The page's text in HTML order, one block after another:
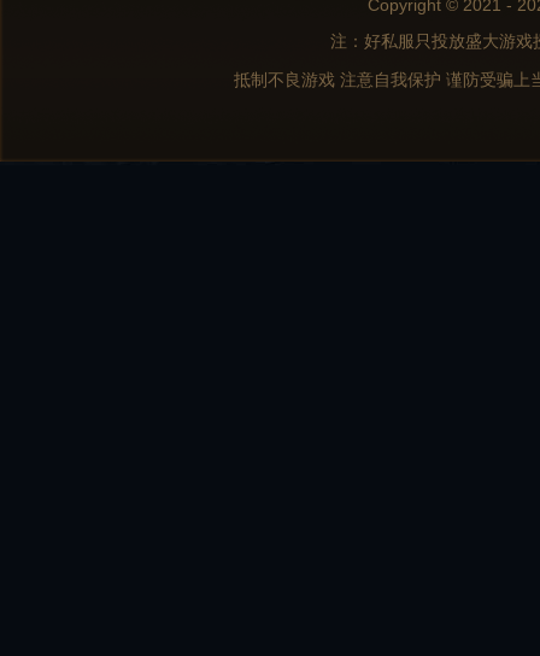
Copyright © 2021 -
注：好私服只投放盛大游
抵制不良游戏 注意自我保护 谨防受骗